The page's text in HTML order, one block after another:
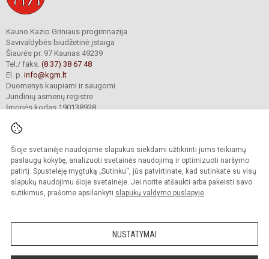
Šioje svetainėje naudojame slapukus siekdami užtikrinti jums teikiamų
paslaugų kokybę, analizuoti svetainės naudojimą ir optimizuoti naršymo
patirtį. Spustelėję mygtuką „Sutinku“, jūs patvirtinate, kad sutinkate su visų
slapukų naudojimu šioje svetainėje. Jei norite atšaukti arba pakeisti savo
sutikimus, prašome apsilankyti slapukų valdymo puslapyje.
NUSTATYMAI
Kauno Kazio Griniaus progimnazija
Savivaldybės biudžetinė įstaiga
Šiaurės pr. 97 Kaunas 49239
Tel./ faks. (8 37) 38 67 48
El. p. info@kgm.lt
Duomenys kaupiami ir saugomi
Juridinių asmenų registre
Įmonės kodas 190138938
© 2024. Kauno Kazio Griniaus progimnazija. Visos teisės saugomos.
Kopijuoti turinį be raštiško progimnazijos sutikimo griežtai draudžiama.
Prieinamumo paraiška Slapukų valdymas
Sumanus būdas atnaujinti